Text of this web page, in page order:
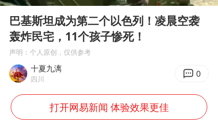
王艺迪2-4不敌张本美和止步4强
上门女婿出轨女邻居多年被判重婚罪
上海大部迎大暴雨
笔试第一被劝弃考涉事副校长被撤职
《龙餐馆》 冲奖
Play
巴基斯坦成为第二个以色列！凌晨空袭
轰炸民宅，11个孩子惨死！
声明：个人原创，仅供参考
十夏九漓
四川 0
打开网易新闻 体验效果更佳